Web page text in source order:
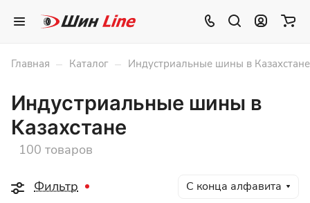
Главная – Каталог – Индустриальные шины в Казахстане
Индустриальные шины в
Казахстане
100 товаров
Фильтр С конца алфавита